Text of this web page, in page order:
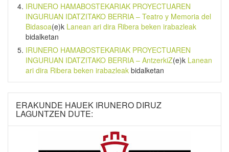
IRUNERO HAMABOSTEKARIAK PROYECTUAREN
INGURUAN IDATZITAKO BERRIA – Teatro y Memoria del
Bidasoa(e)k Lanean ari dira Ribera beken irabazleak
bidalketan
IRUNERO HAMABOSTEKARIAK PROYECTUAREN
INGURUAN IDATZITAKO BERRIA – AntzerkiZ(e)k Lanean
ari dira Ribera beken irabazleak bidalketan
ERAKUNDE HAUEK IRUNERO DIRUZ
LAGUNTZEN DUTE: